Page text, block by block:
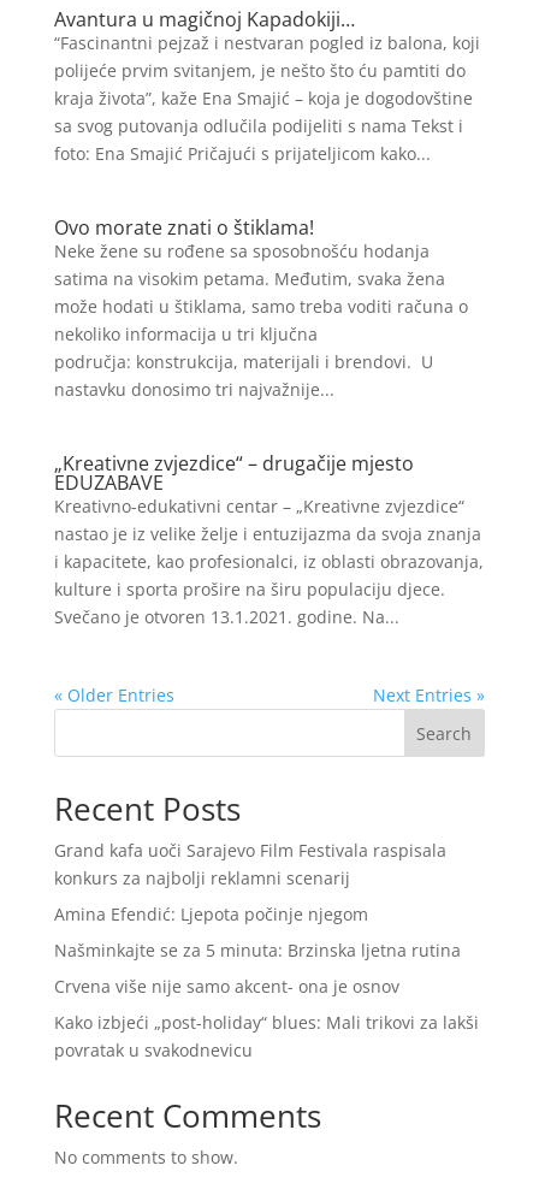
Avantura u magičnoj Kapadokiji…
“Fascinantni pejzaž i nestvaran pogled iz balona, koji
polijeće prvim svitanjem, je nešto što ću pamtiti do
kraja života”, kaže Ena Smajić – koja je dogodovštine
sa svog putovanja odlučila podijeliti s nama Tekst i
foto: Ena Smajić Pričajući s prijateljicom kako...
Ovo morate znati o štiklama!
Neke žene su rođene sa sposobnošću hodanja
satima na visokim petama. Međutim, svaka žena
može hodati u štiklama, samo treba voditi računa o
nekoliko informacija u tri ključna
područja: konstrukcija, materijali i brendovi. U
nastavku donosimo tri najvažnije...
„Kreativne zvjezdice“ – drugačije mjesto
EDUZABAVE
Kreativno-edukativni centar – „Kreativne zvjezdice“
nastao je iz velike želje i entuzijazma da svoja znanja
i kapacitete, kao profesionalci, iz oblasti obrazovanja,
kulture i sporta prošire na širu populaciju djece.
Svečano je otvoren 13.1.2021. godine. Na...
« Older Entries
Next Entries »
Search
Recent Posts
Grand kafa uoči Sarajevo Film Festivala raspisala
konkurs za najbolji reklamni scenarij
Amina Efendić: Ljepota počinje njegom
Našminkajte se za 5 minuta: Brzinska ljetna rutina
Crvena više nije samo akcent- ona je osnov
Kako izbjeći „post-holiday“ blues: Mali trikovi za lakši
povratak u svakodnevicu
Recent Comments
No comments to show.